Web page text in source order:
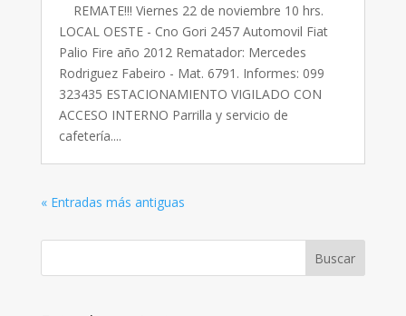
REMATE!!! Viernes 22 de noviembre 10 hrs.
LOCAL OESTE - Cno Gori 2457 Automovil Fiat
Palio Fire año 2012 Rematador: Mercedes
Rodriguez Fabeiro - Mat. 6791. Informes: 099
323435 ESTACIONAMIENTO VIGILADO CON
ACCESO INTERNO Parrilla y servicio de
cafetería....
« Entradas más antiguas